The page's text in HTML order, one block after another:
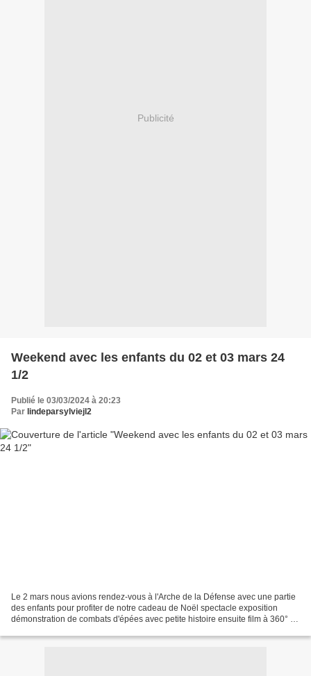
Publicité
Weekend avec les enfants du 02 et 03 mars 24
1/2
Publié le 03/03/2024 à 20:23
Par lindeparsylviejl2
Le 2 mars nous avions rendez-vous à l'Arche de la Défense avec une partie
des enfants pour profiter de notre cadeau de Noël spectacle exposition
démonstration de combats d'épées avec petite histoire ensuite film à 360° on